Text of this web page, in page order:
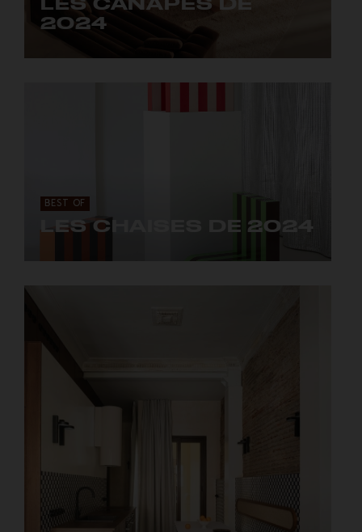
2024
BEST OF
LES CHAISES DE 2024